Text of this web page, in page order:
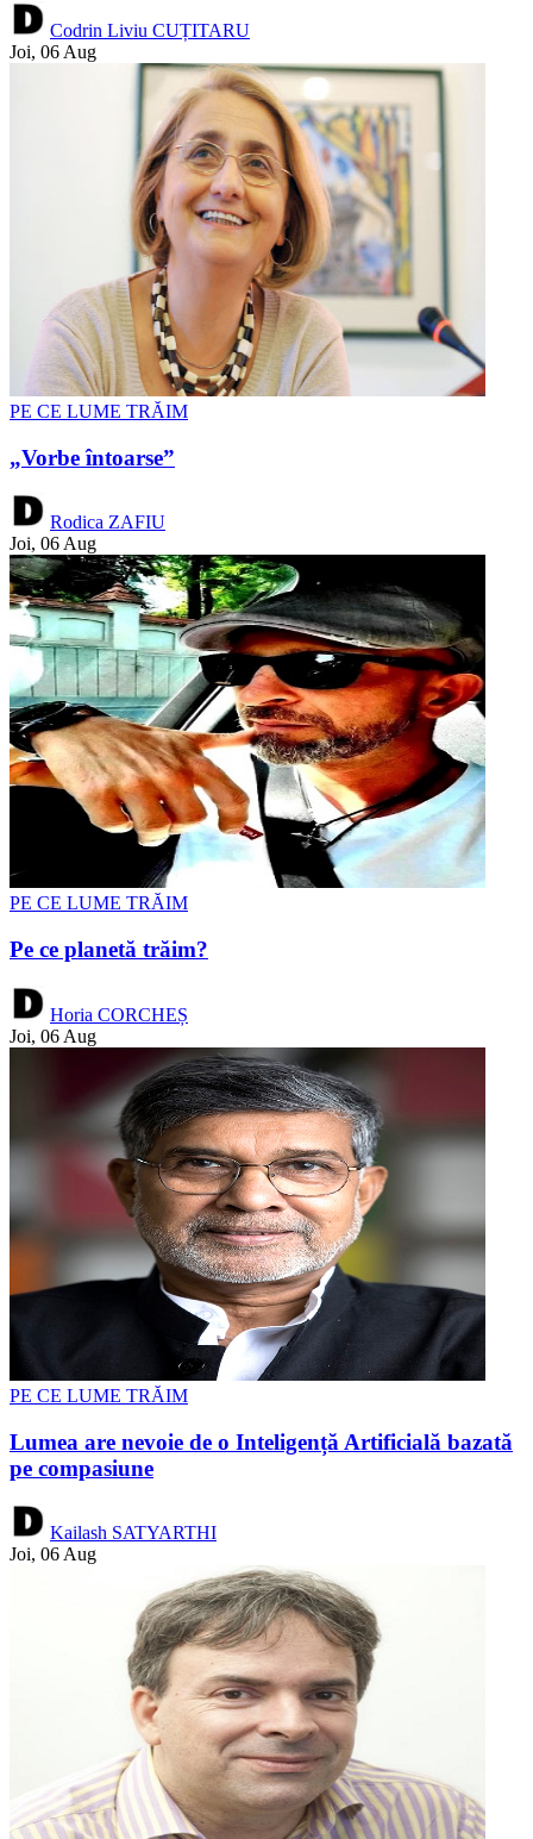
Codrin Liviu CUȚITARU
Joi, 06 Aug
PE CE LUME TRĂIM
„Vorbe întoarse”
Rodica ZAFIU
Joi, 06 Aug
PE CE LUME TRĂIM
Pe ce planetă trăim?
Horia CORCHEȘ
Joi, 06 Aug
PE CE LUME TRĂIM
Lumea are nevoie de o Inteligență Artificială bazată
pe compasiune
Kailash SATYARTHI
Joi, 06 Aug